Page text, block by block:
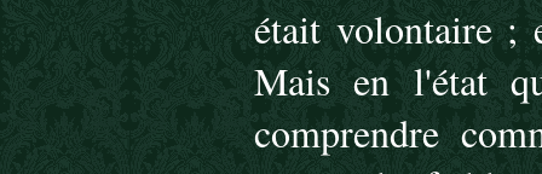
était volontaire ;
Mais en l'état
comprendre